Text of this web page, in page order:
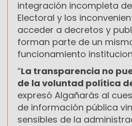
integración incompleta
Electoral y los
acceder a decretos y
forman parte de un
funcionamiento
“La transparencia no
de la voluntad política
expresó Algañarás al
de información pública
sensibles de la